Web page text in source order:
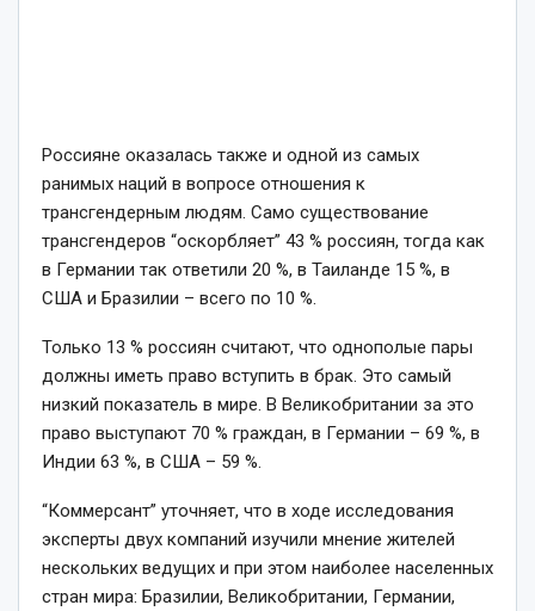
Россияне оказалась также и одной из самых
ранимых наций в вопросе отношения к
трансгендерным людям. Само существование
трансгендеров “оскорбляет” 43 % россиян, тогда как
в Германии так ответили 20 %, в Таиланде 15 %, в
США и Бразилии – всего по 10 %.
Только 13 % россиян считают, что однополые пары
должны иметь право вступить в брак. Это самый
низкий показатель в мире. В Великобритании за это
право выступают 70 % граждан, в Германии – 69 %, в
Индии 63 %, в США – 59 %.
“Коммерсант” уточняет, что в ходе исследования
эксперты двух компаний изучили мнение жителей
нескольких ведущих и при этом наиболее населенных
стран мира: Бразилии, Великобритании, Германии,